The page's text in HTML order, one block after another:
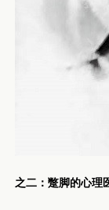
之二：蹩脚的心理